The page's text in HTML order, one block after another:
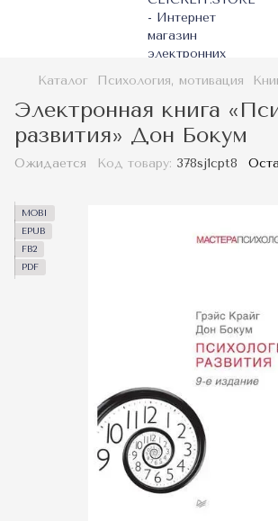
Каталог Психология, мотивация
Электронная книга
развития» Дон Бокум
Ожидается Код товару: 378sj1cpt8
MOBI
EPUB
FB2
PDF